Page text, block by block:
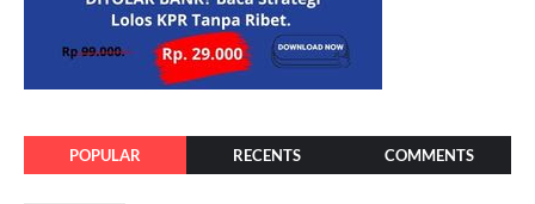
POPULAR RECENTS COMMENTS